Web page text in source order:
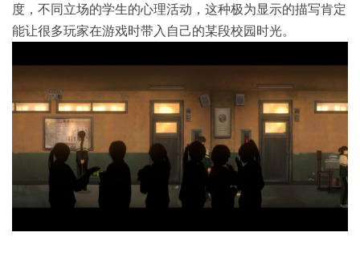
度，不同立场的学生的心理活动，这种极为显示的描写肯定
能让很多玩家在游戏时带入自己的某段校园时光。